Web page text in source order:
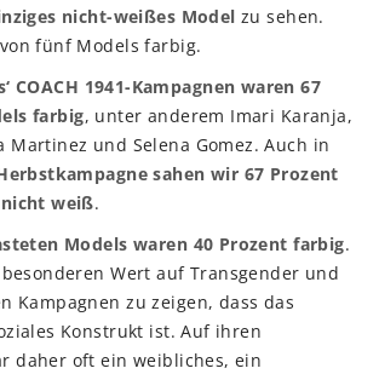
nicht-weißes Model zu sehen.
fünf Models farbig.
COACH 1941-Kampagnen waren 67
farbig, unter anderem Imari Karanja,
Martinez und Selena Gomez. Auch in
sahen wir 67 Prozent
weiß.
Models waren 40 Prozent farbig.
Wert auf Transgender und
Kampagnen zu zeigen, dass das
Konstrukt ist. Auf ihren
daher oft ein weibliches, ein